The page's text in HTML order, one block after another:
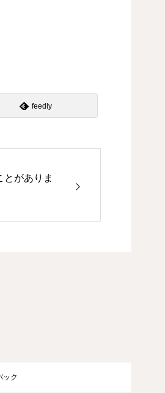
feedly
とがありま
ック